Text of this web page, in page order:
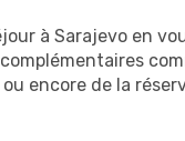
à Sarajevo en
encore de la